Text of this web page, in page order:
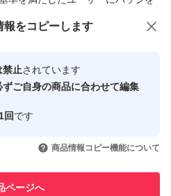
心・安全なユーザーです
引を完了させた実績があります
での取引実績があります
報をコピーします
禁止されています
ずご自身の商品に合わせて編集
回です
商品情報コピー機能について
ページへ
ススメ